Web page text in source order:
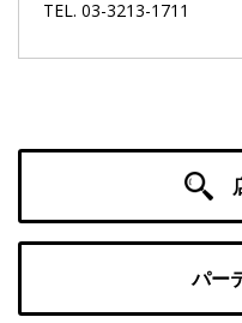
TEL. 03-3213-1711
パー